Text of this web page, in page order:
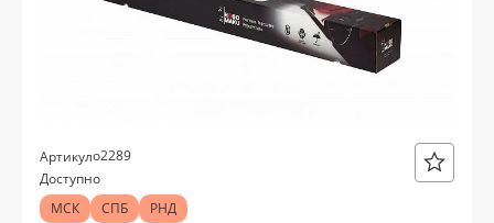
Артикуло2289
Доступно
МСК
СПБ
РНД